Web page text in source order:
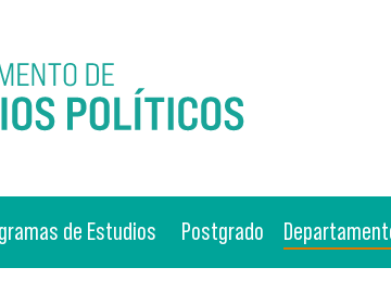
de Estudios Postgrado